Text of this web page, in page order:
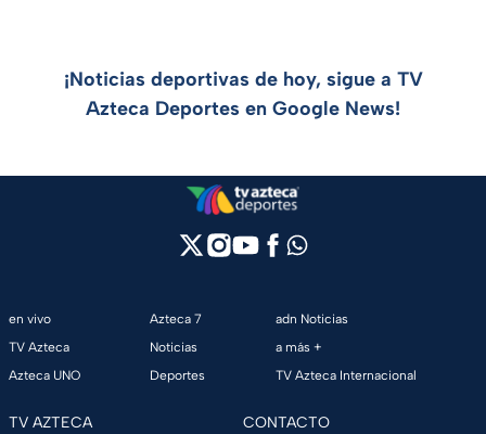
¡Noticias deportivas de hoy, sigue a TV
Azteca Deportes en Google News!
en vivo
TV Azteca
Azteca UNO
Azteca 7
Noticias
Deportes
adn Noticias
a más +
TV Azteca Internacional
TV AZTECA CONTACTO